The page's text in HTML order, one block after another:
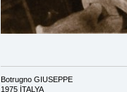
Botrugno GIUSEPPE
1975 İTALYA